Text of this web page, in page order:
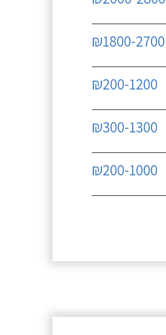
₪1800-2700
₪200-1200
₪300-1300
₪200-1000